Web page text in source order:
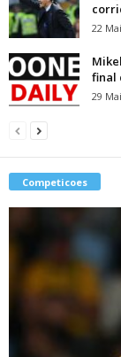
22
final
29
Competicoes